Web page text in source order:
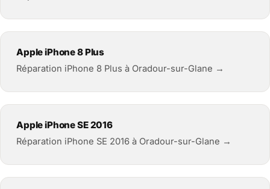
Apple iPhone 8 Plus
Réparation iPhone 8 Plus à Oradour-sur-Glane →
Apple iPhone SE 2016
Réparation iPhone SE 2016 à Oradour-sur-Glane →